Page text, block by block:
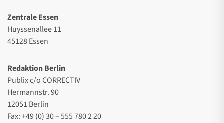
Zentrale Essen
Huyssenallee 11
45128 Essen
Redaktion Berlin
Publix c/o CORRECTIV
Hermannstr. 90
12051 Berlin
Fax: +49 (0) 30 – 555 780 2 20